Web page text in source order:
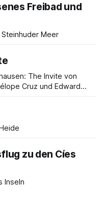
Freibad und
Meer
The Invite von
Cruz und Edward
zu den Cíes
Inseln